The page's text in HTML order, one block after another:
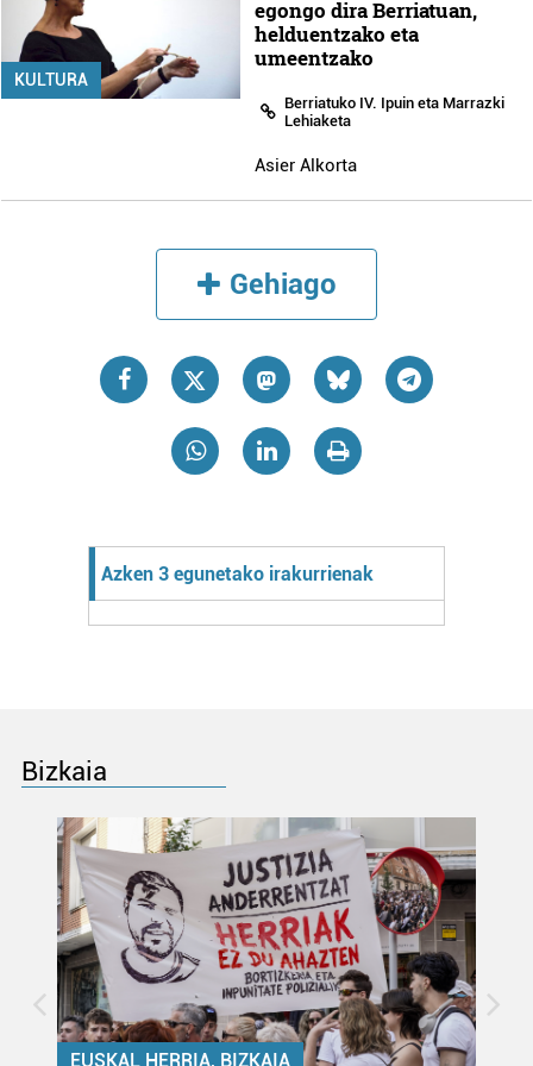
KULTURA
egongo dira Berriatuan,
helduentzako eta
umeentzako
Berriatuko IV. Ipuin eta Marrazki
Lehiaketa
Asier Alkorta
Gehiago
Azken 3 egunetako irakurrienak
Bizkaia
EUSKAL HERRIA, BIZKAIA